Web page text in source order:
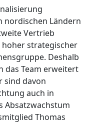
nordischen Ländern
Vertrieb
strategischer
Deshalb
das Team erweitert
sind davon
auch in
Absatzwachstum
Thomas